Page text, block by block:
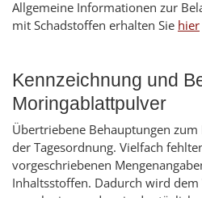
Allgemeine Informationen zur
mit Schadstoffen erhalten Sie hier
Kennzeichnung und
Moringablattpulver
Übertriebene Behauptungen
der Tagesordnung. Vielfach
vorgeschriebenen
Inhaltsstoffen. Dadurch wird dem